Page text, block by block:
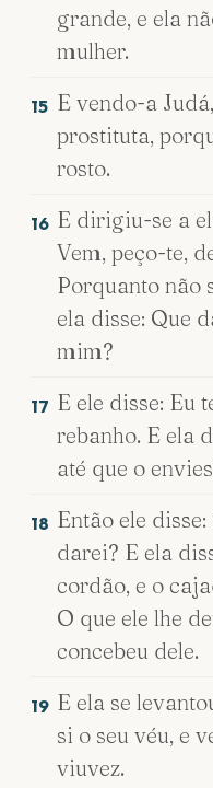
grande, e ela
mulher.
15 E vendo-a
prostituta,
rosto.
16 E dirigiu-se a
Vem, peço-te,
Porquanto não
ela disse: Que
mim?
17 E ele disse: Eu
rebanho. E ela
até que o
18 Então ele
darei? E ela
cordão, e o
O que ele lhe
concebeu dele.
19 E ela se
si o seu véu, e
viuvez.